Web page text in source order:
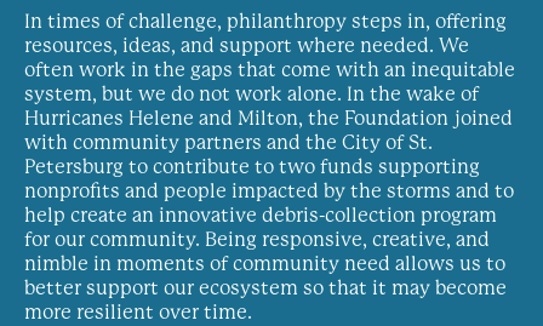
In times of challenge, philanthropy steps in, offering
resources, ideas, and support where needed. We
often work in the gaps that come with an inequitable
system, but we do not work alone. In the wake of
Hurricanes Helene and Milton, the Foundation joined
with community partners and the City of St.
Petersburg to contribute to two funds supporting
nonprofits and people impacted by the storms and to
help create an innovative debris-collection program
for our community. Being responsive, creative, and
nimble in moments of community need allows us to
better support our ecosystem so that it may become
more resilient over time.